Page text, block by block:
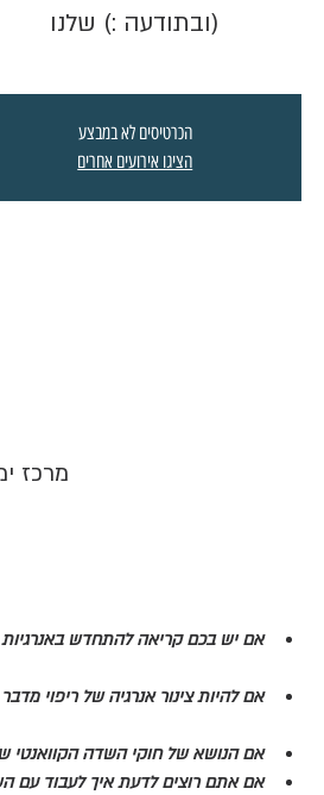
(ובתודעה :) שלנו
הכרטיסים לא במבצע
הציגו אירועים אחרים
מרכז
אם יש בכם קריאה להתחדש באנרגיות
אם להיות צינור אנרגיה של ריפוי
אם הנושא של חוקי השדה הקוואנטי
אם אתם רוצים לדעת איך לעבוד עם